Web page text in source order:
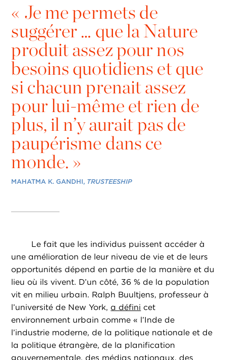
« Je me permets de
suggérer … que la Nature
produit assez pour nos
besoins quotidiens et que
si chacun prenait assez
pour lui-même et rien de
plus, il n’y aurait pas de
paupérisme dans ce
monde. »
MAHATMA K. GANDHI, TRUSTEESHIP
Le fait que les individus puissent accéder à
une amélioration de leur niveau de vie et de leurs
opportunités dépend en partie de la manière et du
lieu où ils vivent. D’un côté, 36 % de la population
vit en milieu urbain. Ralph Buultjens, professeur à
l’université de New York, a défini cet
environnement urbain comme « l’Inde de
l’industrie moderne, de la politique nationale et de
la politique étrangère, de la planification
gouvernementale, des médias nationaux, des